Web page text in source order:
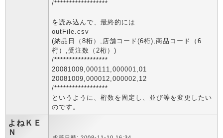
/******************
を読み込んで、最終的には
outFile.csv
(納品日（8桁）,店舗コード(6桁),商品コード（6
桁）,受注数（2桁）)
/******************
20081009,000111,000001,01
20081009,000012,000002,12
/******************
というように、桁数を固定し、並び等を変更したい
のです。
よねＫＥ
Ｎ